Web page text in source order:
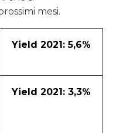
mesi.
Yield 2021: 5,6%
Yield 2021: 3,3%